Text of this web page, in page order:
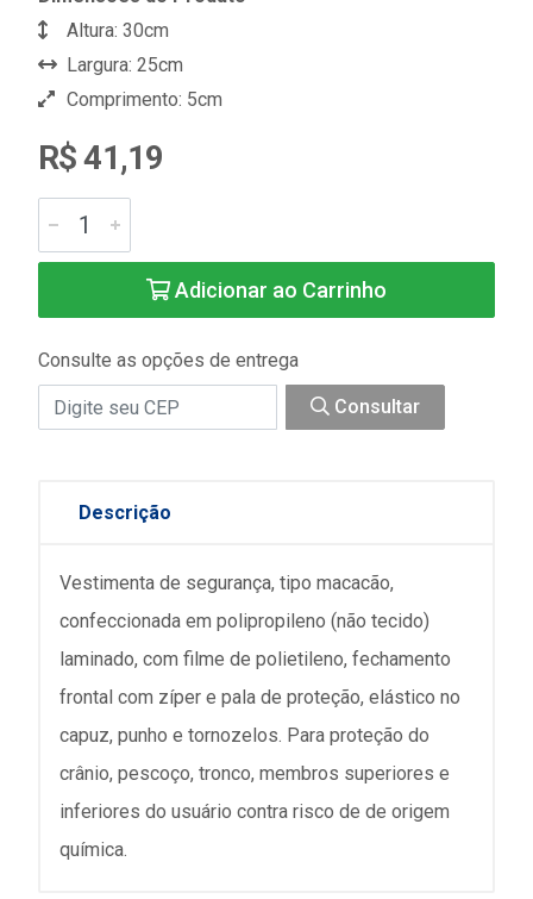
Altura: 30cm
Largura: 25cm
Comprimento: 5cm
R$ 41,19
Adicionar ao Carrinho
Consulte as opções de entrega
Consultar
Descrição
Vestimenta de segurança, tipo macacão,
confeccionada em polipropileno (não tecido)
laminado, com filme de polietileno, fechamento
frontal com zíper e pala de proteção, elástico no
capuz, punho e tornozelos. Para proteção do
crânio, pescoço, tronco, membros superiores e
inferiores do usuário contra risco de de origem
química.